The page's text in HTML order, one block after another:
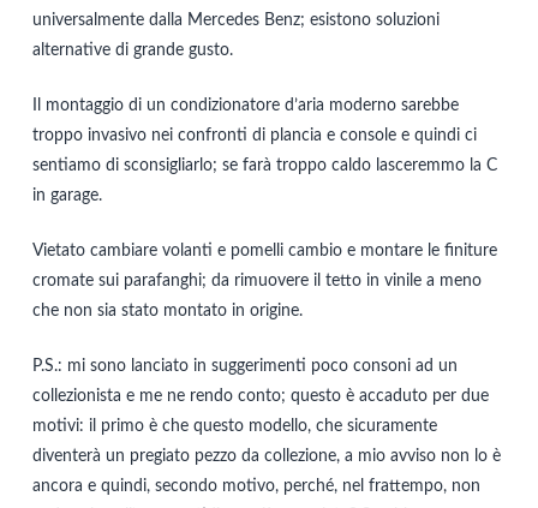
universalmente dalla Mercedes Benz; esistono soluzioni
alternative di grande gusto.
Il montaggio di un condizionatore d’aria moderno sarebbe
troppo invasivo nei confronti di plancia e console e quindi ci
sentiamo di sconsigliarlo; se farà troppo caldo lasceremmo la C
in garage.
Vietato cambiare volanti e pomelli cambio e montare le finiture
cromate sui parafanghi; da rimuovere il tetto in vinile a meno
che non sia stato montato in origine.
P.S.: mi sono lanciato in suggerimenti poco consoni ad un
collezionista e me ne rendo conto; questo è accaduto per due
motivi: il primo è che questo modello, che sicuramente
diventerà un pregiato pezzo da collezione, a mio avviso non lo è
ancora e quindi, secondo motivo, perché, nel frattempo, non